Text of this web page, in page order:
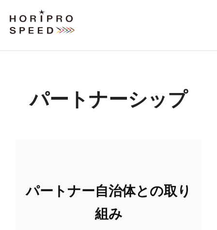
パートナーシップ
パートナー自治体との取り
組み